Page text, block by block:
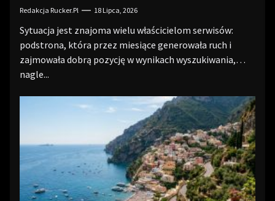
Redakcja Rucker.pl 18 Lipca, 2026
Sytuacja jest znajoma wielu właścicielom serwisów:
podstrona, która przez miesiące generowała ruch i
zajmowała dobrą pozycję w wynikach wyszukiwania,
nagle...